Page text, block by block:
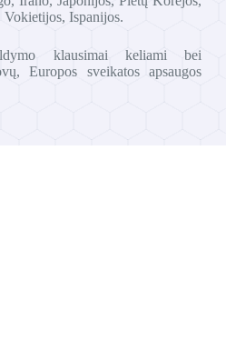
Ispanijos.
klausimai keliami bei
Europos sveikatos apsaugos